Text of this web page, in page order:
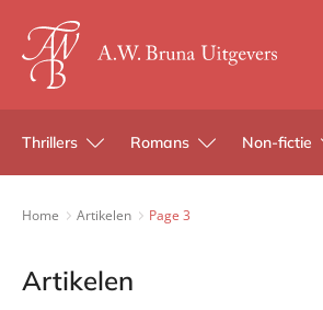
Thrillers Romans Non-fictie
Home Artikelen Page 3
Artikelen